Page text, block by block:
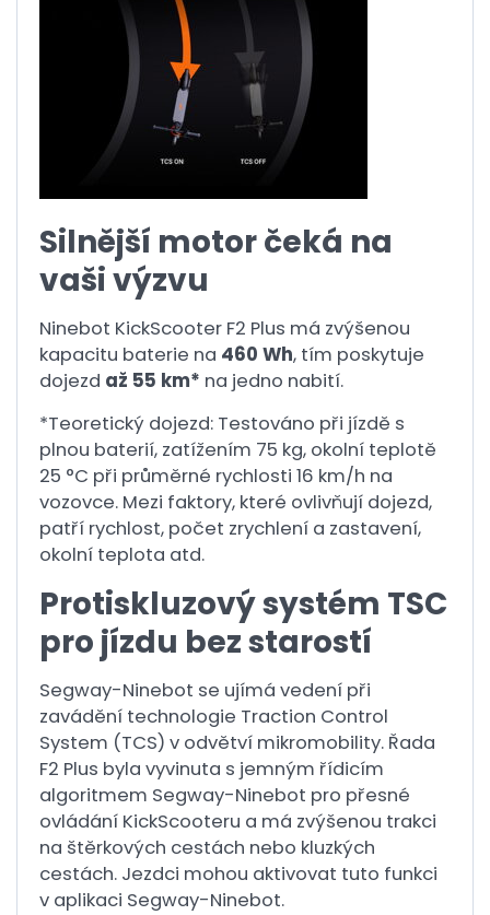
Silnější motor čeká na
vaši výzvu
Ninebot KickScooter F2 Plus má zvýšenou
kapacitu baterie na 460 Wh, tím poskytuje
dojezd až 55 km* na jedno nabití.
*Teoretický dojezd: Testováno při jízdě s
plnou baterií, zatížením 75 kg, okolní teplotě
25 °C při průměrné rychlosti 16 km/h na
vozovce. Mezi faktory, které ovlivňují dojezd,
patří rychlost, počet zrychlení a zastavení,
okolní teplota atd.
Protiskluzový systém TSC
pro jízdu bez starostí
Segway-Ninebot se ujímá vedení při
zavádění technologie Traction Control
System (TCS) v odvětví mikromobility. Řada
F2 Plus byla vyvinuta s jemným řídicím
algoritmem Segway-Ninebot pro přesné
ovládání KickScooteru a má zvýšenou trakci
na štěrkových cestách nebo kluzkých
cestách. Jezdci mohou aktivovat tuto funkci
v aplikaci Segway-Ninebot.